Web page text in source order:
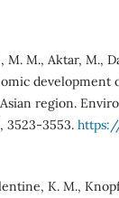
M. M., Aktar, M.,
development
region.
3523-3553.
K. M.,